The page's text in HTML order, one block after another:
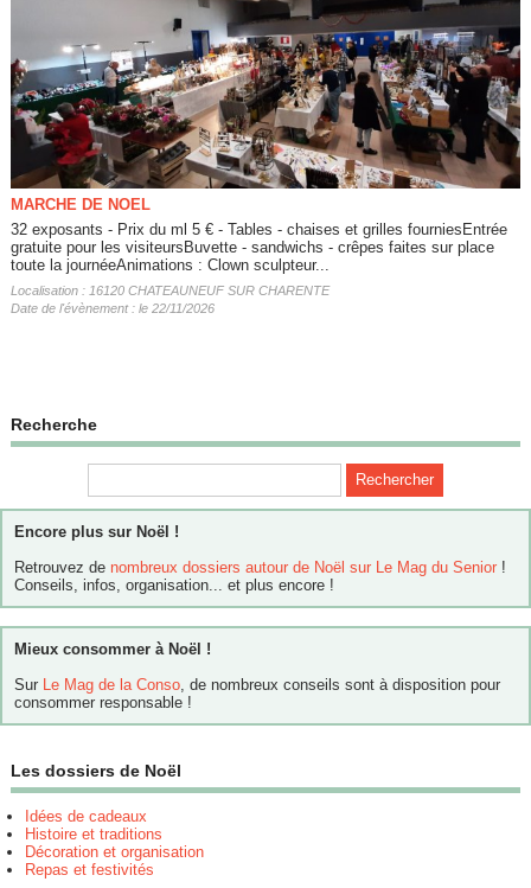
MARCHE DE NOEL
32 exposants - Prix du ml 5 € - Tables - chaises et grilles fourniesEntrée
gratuite pour les visiteursBuvette - sandwichs - crêpes faites sur place
toute la journéeAnimations : Clown sculpteur...
Localisation : 16120 CHATEAUNEUF SUR CHARENTE
Date de l'évènement : le 22/11/2026
Recherche
Encore plus sur Noël !
Retrouvez de nombreux dossiers autour de Noël sur Le Mag du Senior !
Conseils, infos, organisation... et plus encore !
Mieux consommer à Noël !
Sur Le Mag de la Conso, de nombreux conseils sont à disposition pour
consommer responsable !
Les dossiers de Noël
Idées de cadeaux
Histoire et traditions
Décoration et organisation
Repas et festivités